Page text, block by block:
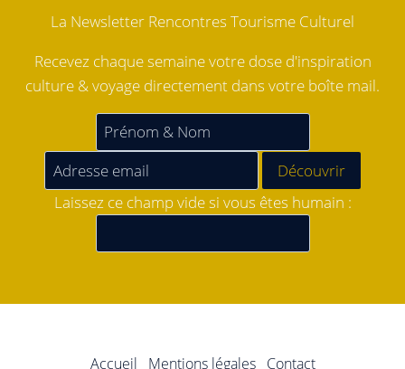
La Newsletter Rencontres Tourisme Culturel
Recevez chaque semaine votre dose d'inspiration
culture & voyage directement dans votre boîte mail.
Laissez ce champ vide si vous êtes humain :
Accueil Mentions légales Contact